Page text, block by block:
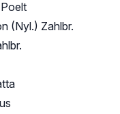
(Nyl.) Zahlbr.